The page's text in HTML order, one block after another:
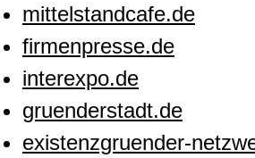
mittelstandcafe.de
firmenpresse.de
interexpo.de
gruenderstadt.de
existenzgruender-